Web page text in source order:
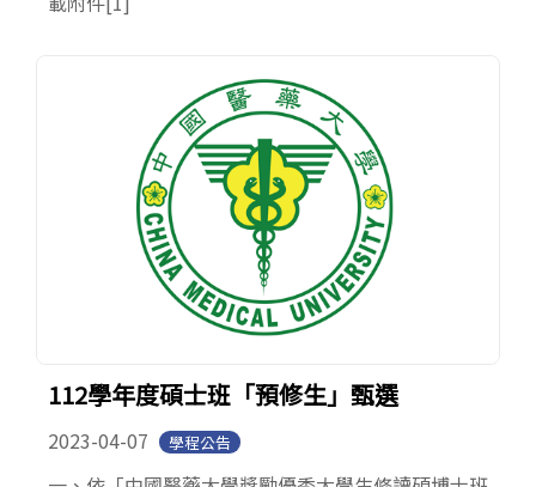
112學年度碩士班「預修生」甄選
2023-04-07 學程公告